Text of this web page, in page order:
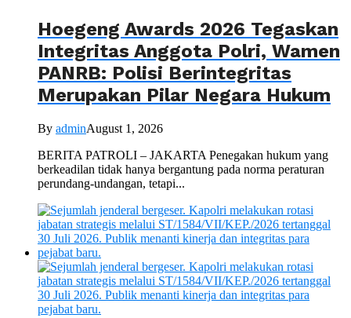
Hoegeng Awards 2026 Tegaskan
Integritas Anggota Polri, Wamen
PANRB: Polisi Berintegritas
Merupakan Pilar Negara Hukum
By adminAugust 1, 2026
BERITA PATROLI – JAKARTA Penegakan hukum yang
berkeadilan tidak hanya bergantung pada norma peraturan
perundang-undangan, tetapi...